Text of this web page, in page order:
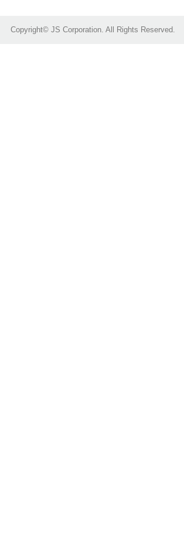
Copyright© JS Corporation. All Rights Reserved.